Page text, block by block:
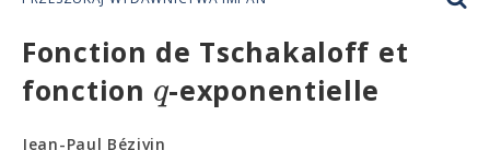
Fonction de Tschakaloff et
fonction q-exponentielle
Jean-Paul Bézivin